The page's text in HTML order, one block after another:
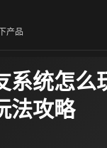
产品
系统怎么
法攻略